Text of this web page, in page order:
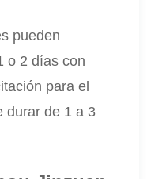
pueden
o 2 días con
para el
durar de 1 a 3